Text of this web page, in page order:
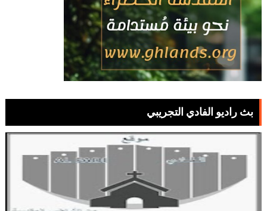
بث راديو الفادي التجريبي